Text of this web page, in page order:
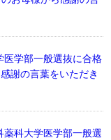
医学部一般選抜に合格
謝の言葉をいただき
薬科大学医学部一般選